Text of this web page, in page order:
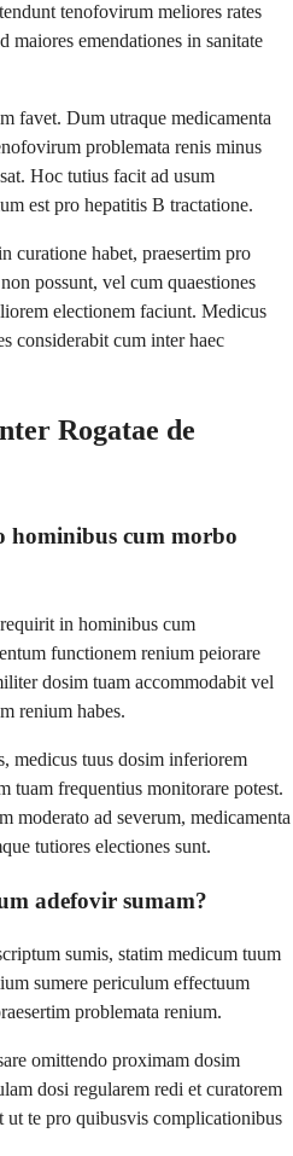
tenofovirum meliores rates
maiores emendationes in sanitate
favet. Dum utraque medicamenta
problemata renis minus
Hoc tutius facit ad usum
est pro hepatitis B tractatione.
curatione habet, praesertim pro
possunt, vel cum quaestiones
electionem faciunt. Medicus
considerabit cum inter haec
Rogatae de
hominibus cum morbo
in hominibus cum
functionem renium peiorare
dosim tuam accommodabit vel
renium habes.
medicus tuus dosim inferiorem
tuam frequentius monitorare potest.
moderato ad severum, medicamenta
tutiores electiones sunt.
adefovir sumam?
sumis, statim medicum tuum
sumere periculum effectuum
problemata renium.
omittendo proximam dosim
dosi regularem redi et curatorem
ut te pro quibusvis complicationibus